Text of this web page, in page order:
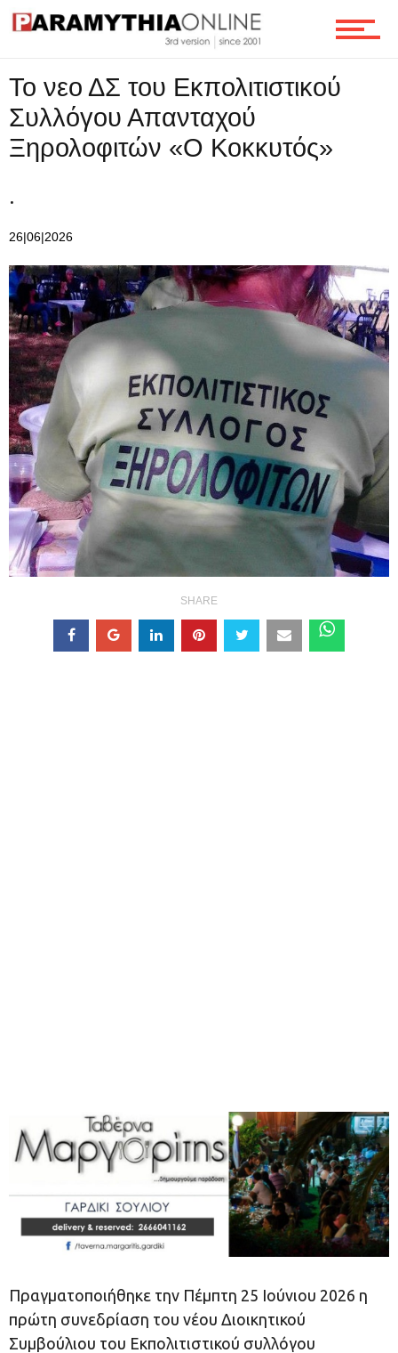
Ροή
Το νεο ΔΣ του Εκπολιτιστικού
Συλλόγου Απανταχού
Ξηρολοφιτών «Ο Κοκκυτός»
.
26|06|2026
SHARE
Πραγματοποιήθηκε την Πέμπτη 25 Ιούνιου 2026 η
πρώτη συνεδρίαση του νέου Διοικητικού
Συμβούλιου του Εκπολιτιστικού συλλόγου